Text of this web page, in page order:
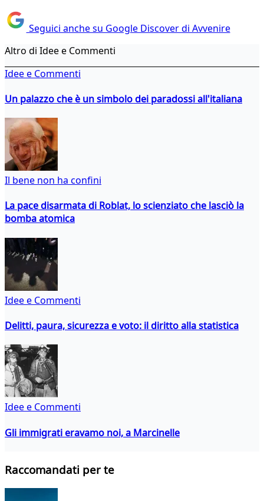
Seguici anche su Google Discover di Avvenire
Altro di Idee e Commenti
Idee e Commenti
Un palazzo che è un simbolo dei paradossi all'italiana
Il bene non ha confini
La pace disarmata di Roblat, lo scienziato che lasciò la
bomba atomica
Idee e Commenti
Delitti, paura, sicurezza e voto: il diritto alla statistica
Idee e Commenti
Gli immigrati eravamo noi, a Marcinelle
Raccomandati per te